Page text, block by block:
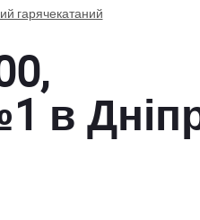
гарячекатаний
в